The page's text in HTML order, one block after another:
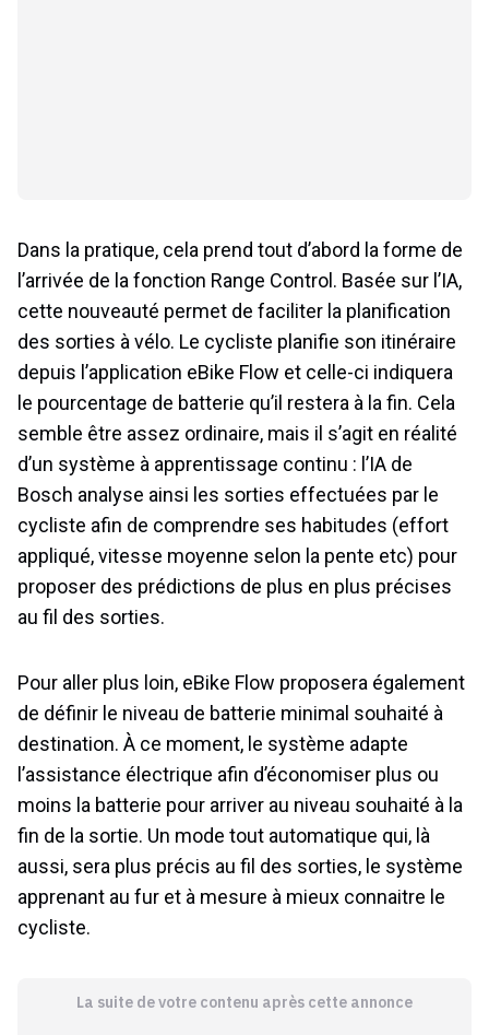
Dans la pratique, cela prend tout d’abord la forme de
l’arrivée de la fonction Range Control. Basée sur l’IA,
cette nouveauté permet de faciliter la planification
des sorties à vélo. Le cycliste planifie son itinéraire
depuis l’application eBike Flow et celle-ci indiquera
le pourcentage de batterie qu’il restera à la fin. Cela
semble être assez ordinaire, mais il s’agit en réalité
d’un système à apprentissage continu : l’IA de
Bosch analyse ainsi les sorties effectuées par le
cycliste afin de comprendre ses habitudes (effort
appliqué, vitesse moyenne selon la pente etc) pour
proposer des prédictions de plus en plus précises
au fil des sorties.
Pour aller plus loin, eBike Flow proposera également
de définir le niveau de batterie minimal souhaité à
destination. À ce moment, le système adapte
l’assistance électrique afin d’économiser plus ou
moins la batterie pour arriver au niveau souhaité à la
fin de la sortie. Un mode tout automatique qui, là
aussi, sera plus précis au fil des sorties, le système
apprenant au fur et à mesure à mieux connaitre le
cycliste.
La suite de votre contenu après cette annonce